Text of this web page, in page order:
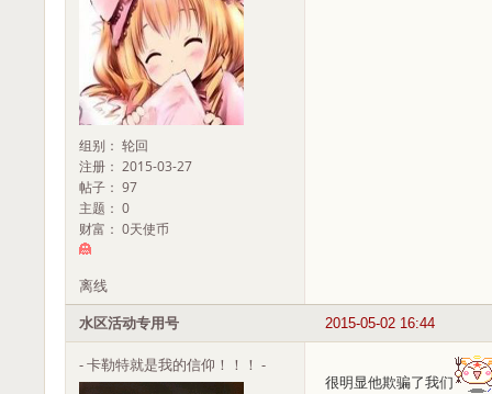
组别： 轮回
注册： 2015-03-27
帖子： 97
主题： 0
财富： 0天使币
离线
2015-05-02 16:44
水区活动专用号
- 卡勒特就是我的信仰！！！ -
很明显他欺骗了我们